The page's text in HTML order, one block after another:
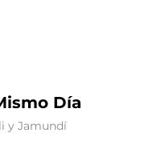
Día
y Jamundí